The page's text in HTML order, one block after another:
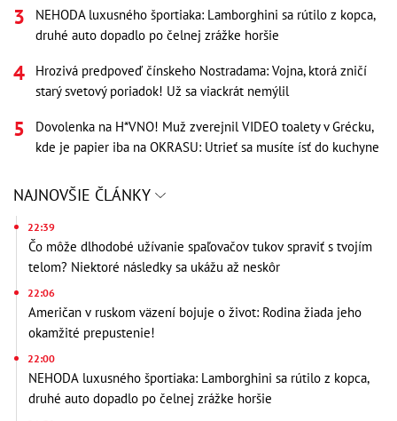
NEHODA luxusného športiaka: Lamborghini sa rútilo z kopca,
druhé auto dopadlo po čelnej zrážke horšie
Hrozivá predpoveď čínskeho Nostradama: Vojna, ktorá zničí
starý svetový poriadok! Už sa viackrát nemýlil
Dovolenka na H*VNO! Muž zverejnil VIDEO toalety v Grécku,
kde je papier iba na OKRASU: Utrieť sa musíte ísť do kuchyne
NAJNOVŠIE ČLÁNKY
22:39
Čo môže dlhodobé užívanie spaľovačov tukov spraviť s tvojím
telom? Niektoré následky sa ukážu až neskôr
22:06
Američan v ruskom väzení bojuje o život: Rodina žiada jeho
okamžité prepustenie!
22:00
NEHODA luxusného športiaka: Lamborghini sa rútilo z kopca,
druhé auto dopadlo po čelnej zrážke horšie